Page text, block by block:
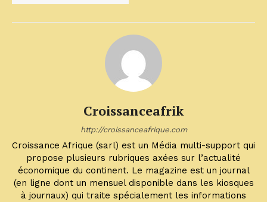
Croissanceafrik
http://croissanceafrique.com
Croissance Afrique (sarl) est un Média multi-support qui
propose plusieurs rubriques axées sur l’actualité
économique du continent. Le magazine est un journal
(en ligne dont un mensuel disponible dans les kiosques
à journaux) qui traite spécialement les informations